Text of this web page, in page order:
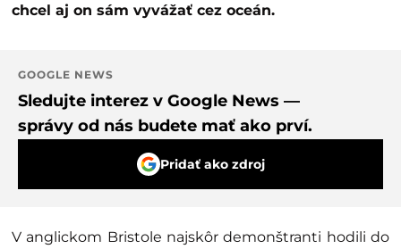
chcel aj on sám vyvážať cez oceán.
GOOGLE NEWS
Sledujte interez v Google News —
správy od nás budete mať ako prví.
Pridať ako zdroj
V anglickom Bristole najskôr demonštranti hodili do